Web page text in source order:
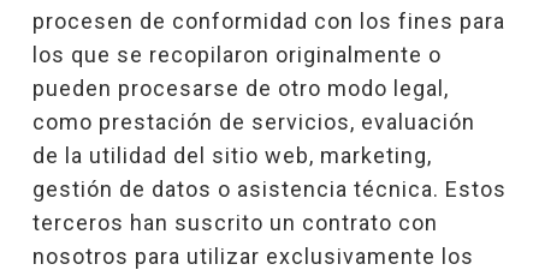
procesen de conformidad con los fines para
los que se recopilaron originalmente o
pueden procesarse de otro modo legal,
como prestación de servicios, evaluación
de la utilidad del sitio web, marketing,
gestión de datos o asistencia técnica. Estos
terceros han suscrito un contrato con
nosotros para utilizar exclusivamente los